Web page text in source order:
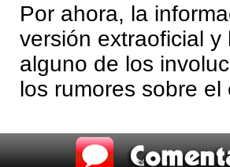
Por ahora, la
versión extraoficial
alguno de los
los rumores sobre